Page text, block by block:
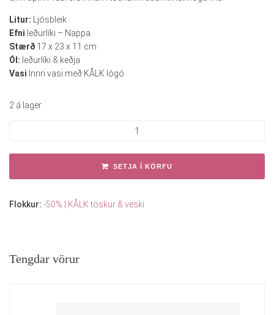
Litur:
Ljósbleik
Efni leðurlíki – Nappa
Stærð 17 x 23 x 11 cm
Ól: leðurlíki & keðja
Vasi Innri vasi með KÅLK lógó
2 á lager
SETJA Í KÖRFU
Flokkur: -50% | KÅLK töskur & veski
Tengdar vörur